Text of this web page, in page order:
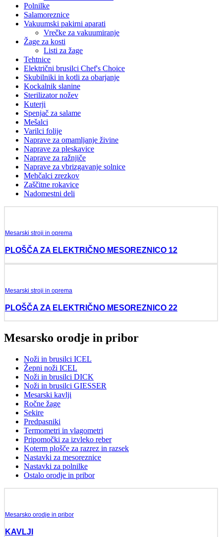
Polnilke
Salamoreznice
Vakuumski pakirni aparati
Vrečke za vakuumiranje
Žage za kosti
Listi za žage
Tehtnice
Električni brusilci Chef's Choice
Skubilniki in kotli za obarjanje
Kockalnik slanine
Sterilizator nožev
Kuterji
Spenjač za salame
Mešalci
Varilci folije
Naprave za omamljanje živine
Naprave za pleskavice
Naprave za ražnjiče
Naprave za vbrizgavanje solnice
Mehčalci zrezkov
Zaščitne rokavice
Nadomestni deli
Mesarski stroji in oprema
PLOŠČA ZA ELEKTRIČNO MESOREZNICO 12
Mesarski stroji in oprema
PLOŠČA ZA ELEKTRIČNO MESOREZNICO 22
Mesarsko orodje in pribor
Noži in brusilci ICEL
Žepni noži ICEL
Noži in brusilci DICK
Noži in brusilci GIESSER
Mesarski kavlji
Ročne žage
Sekire
Predpasniki
Termometri in vlagometri
Pripomočki za izvleko reber
Koterm plošče za razrez in razsek
Nastavki za mesoreznice
Nastavki za polnilke
Ostalo orodje in pribor
Mesarsko orodje in pribor
KAVLJI